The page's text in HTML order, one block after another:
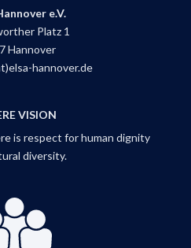
e.V.
Platz 1
Hannover
hannover.de
VISION
is respect for human dignity
diversity.